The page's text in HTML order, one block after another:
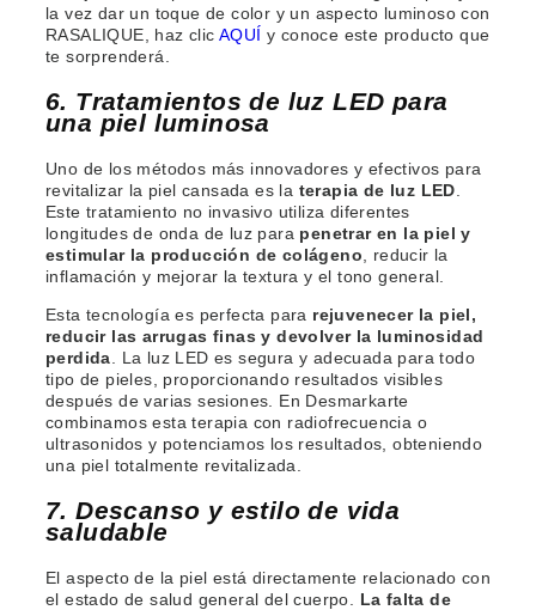
la vez dar un toque de color y un aspecto luminoso con
RASALIQUE, haz clic AQUÍ y conoce este producto que
te sorprenderá.
6. Tratamientos de luz LED para
una piel luminosa
Uno de los métodos más innovadores y efectivos para
revitalizar la piel cansada es la terapia de luz LED
Este tratamiento no invasivo utiliza diferentes
longitudes de onda de luz para penetrar en la piel y
estimular la producción de colágeno , reducir la
inflamación y mejorar la textura y el tono general.
Esta tecnología es perfecta para rejuvenecer la piel,
reducir las arrugas finas y devolver la luminosidad
perdida . La luz LED es segura y adecuada para todo
tipo de pieles, proporcionando resultados visibles
después de varias sesiones. En Desmarkarte
combinamos esta terapia con radiofrecuencia o
ultrasonidos y potenciamos los resultados, obteniendo
una piel totalmente revitalizada.
7. Descanso y estilo de vida
saludable
El aspecto de la piel está directamente relacionado con
el estado de salud general del cuerpo.
La falta de